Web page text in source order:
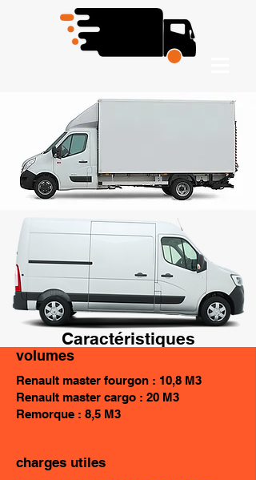
Caractéristiques
volumes
Renault master fourgon : 10,8 M3
Renault master cargo : 20 M3
Remorque : 8,5 M3
charges utiles